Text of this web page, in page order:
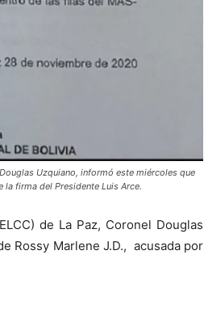
Uzquiano, informó este miércoles que
la firma del Presidente Luis Arce.
de La Paz, Coronel Douglas
Rossy Marlene J.D., acusada por